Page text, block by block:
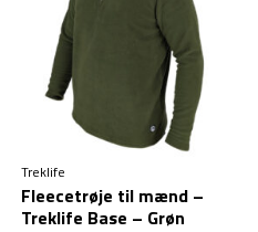
Treklife
Fleecetrøje til mænd –
Treklife Base – Grøn